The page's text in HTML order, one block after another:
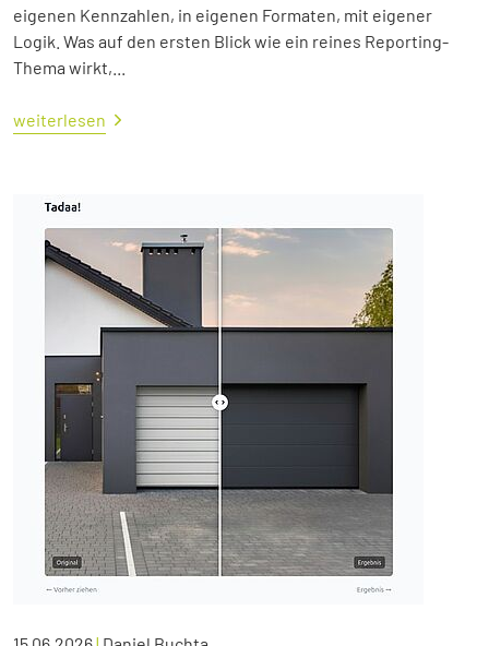
eigenen Kennzahlen, in eigenen Formaten, mit eigener
Logik. Was auf den ersten Blick wie ein reines Reporting-
Thema wirkt,...
weiterlesen